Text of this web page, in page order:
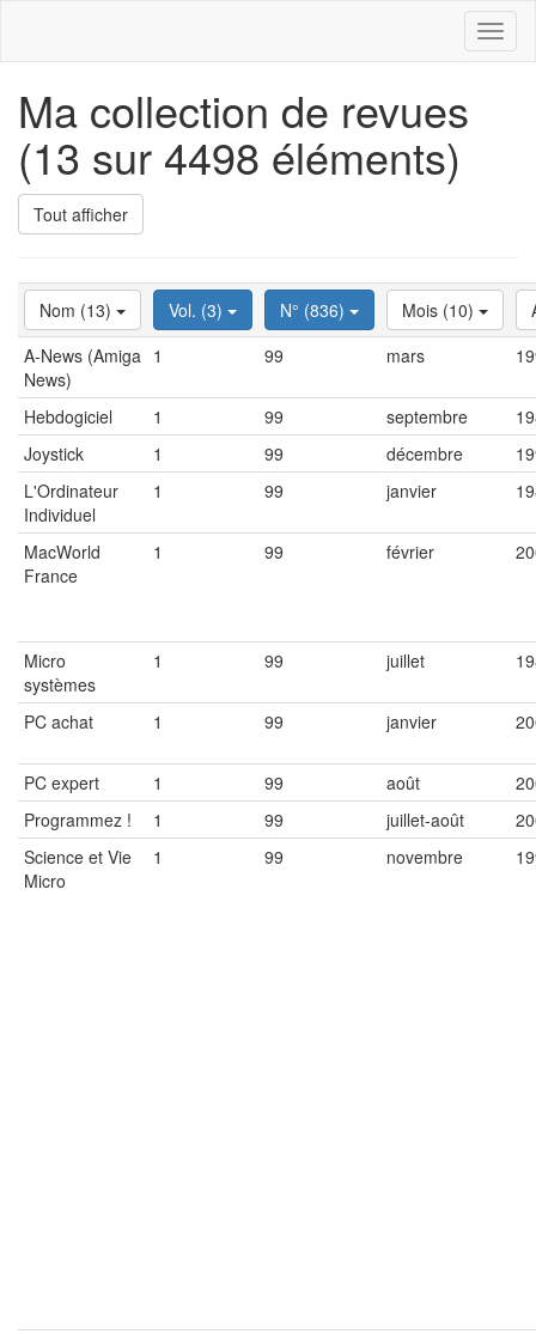
Ma collection de revues
(13 sur 4498 éléments)
Tout afficher
Nom (13) Vol. (3) N° (836) Mois (10)
A-News (Amiga
News)
1 99 mars
Hebdogiciel 1 99 septembre
Joystick
1 99 décembre
L'Ordinateur
Individuel
1 99 janvier
MacWorld
France
1 99 février
Micro
systèmes
1 99 juillet
PC achat 1 99 janvier
PC expert 1 99 août
Programmez !
1 99 juillet-août
Science et Vie
Micro
1 99 novembre